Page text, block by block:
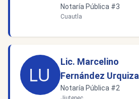
Notaría Pública #3
Cuautla
Lic. Marcelino
Fernández Urquiza
Notaría Pública #2